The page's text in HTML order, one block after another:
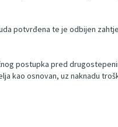
potvrđena te je odbijen
postupka pred
kao osnovan, uz naknadu